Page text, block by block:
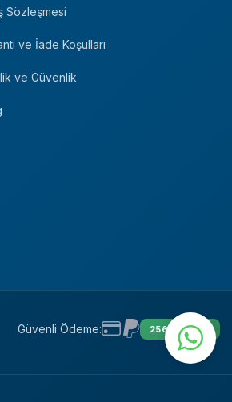
Sözleşmesi
ve İade Koşulları
ve Güvenlik
Güvenli Ödeme: 256 BIT SSL